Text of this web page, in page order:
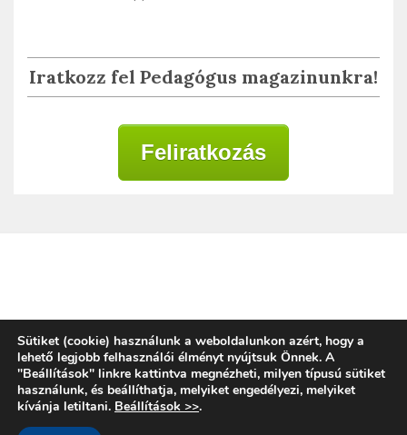
Iratkozz fel Pedagógus magazinunkra!
Feliratkozás
Copyright © 2020 | Alkalmazott Oktatástan
Magyarország
Sütiket (cookie) használunk a weboldalunkon azért, hogy a
lehető legjobb felhasználói élményt nyújtsuk Önnek. A
"Beállítások" linkre kattintva megnézheti, milyen típusú sütiket
használunk, és beállíthatja, melyiket engedélyezi, melyiket
kívánja letiltani. Beállítások >>.